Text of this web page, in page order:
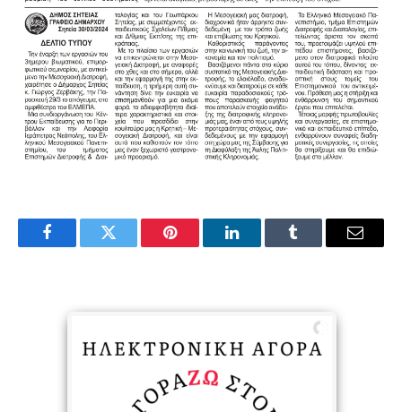
FacebookTwitter Pinterest LinkedInTumblr Email